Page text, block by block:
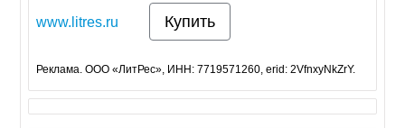
www.litres.ru Купить
Реклама. ООО «ЛитРес», ИНН: 7719571260, erid: 2VfnxyNkZrY.